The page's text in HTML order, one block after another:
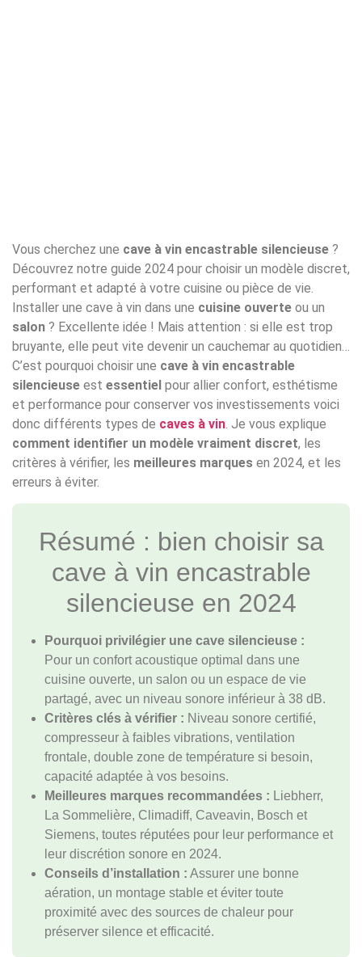
Vous cherchez une cave à vin encastrable silencieuse ?
Découvrez notre guide 2024 pour choisir un modèle discret,
performant et adapté à votre cuisine ou pièce de vie.
Installer une cave à vin dans une cuisine ouverte ou un
salon ? Excellente idée ! Mais attention : si elle est trop
bruyante, elle peut vite devenir un cauchemar au quotidien…
C’est pourquoi choisir une cave à vin encastrable
silencieuse est essentiel pour allier confort, esthétisme
et performance pour conserver vos investissements voici
donc différents types de caves à vin . Je vous explique
comment identifier un modèle vraiment discret, les
critères à vérifier, les meilleures marques en 2024, et les
erreurs à éviter.
Résumé : bien choisir sa
cave à vin encastrable
silencieuse en 2024
Pourquoi privilégier une cave silencieuse :
Pour un confort acoustique optimal dans une
cuisine ouverte, un salon ou un espace de vie
partagé, avec un niveau sonore inférieur à 38 dB.
Critères clés à vérifier : Niveau sonore certifié,
compresseur à faibles vibrations, ventilation
frontale, double zone de température si besoin,
capacité adaptée à vos besoins.
Meilleures marques recommandées : Liebherr,
La Sommelière, Climadiff, Caveavin, Bosch et
Siemens, toutes réputées pour leur performance et
leur discrétion sonore en 2024.
Conseils d’installation : Assurer une bonne
aération, un montage stable et éviter toute
proximité avec des sources de chaleur pour
préserver silence et efficacité.